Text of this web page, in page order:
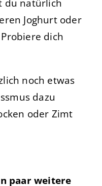
du natürlich
Joghurt oder
dich
noch etwas
dazu
oder Zimt
paar weitere